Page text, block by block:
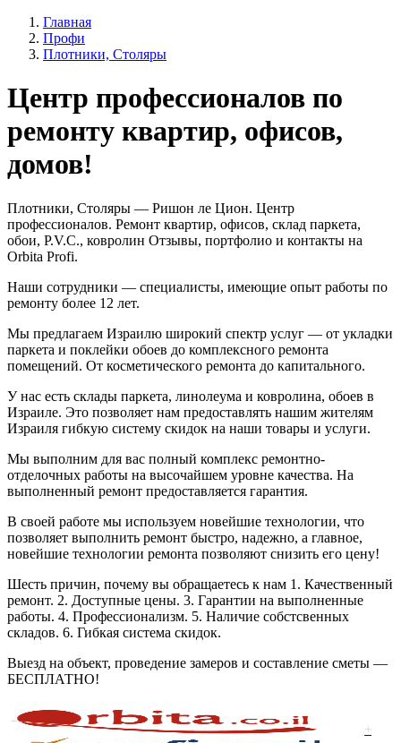
Главная
Профи
Плотники, Столяры
Центр профессионалов по
ремонту квартир, офисов,
домов!
Плотники, Столяры — Ришон ле Цион. Центр
профессионалов. Ремонт квартир, офисов, склад паркета,
обои, P.V.C., ковролин Отзывы, портфолио и контакты на
Orbita Profi.
Наши сотрудники — специалисты, имеющие опыт работы по
ремонту более 12 лет.
Мы предлагаем Израилю широкий спектр услуг — от укладки
паркета и поклейки обоев до комплексного ремонта
помещений. От косметического ремонта до капитального.
У нас есть склады паркета, линолеума и ковролина, обоев в
Израиле. Это позволяет нам предоставлять нашим жителям
Израиля гибкую систему скидок на наши товары и услуги.
Мы выполним для вас полный комплекс ремонтно-
отделочных работы на высочайшем уровне качества. На
выполненный ремонт предоставляется гарантия.
В своей работе мы используем новейшие технологии, что
позволяет выполнить ремонт быстро, надежно, а главное,
новейшие технологии ремонта позволяют снизить его цену!
Шесть причин, почему вы обращаетесь к нам 1. Качественный
ремонт. 2. Доступные цены. 3. Гарантии на выполненные
работы. 4. Профессионализм. 5. Наличие собстсвенных
складов. 6. Гибкая система скидок.
Выезд на объект, проведение замеров и составление сметы —
БЕСПЛАТНО!
+